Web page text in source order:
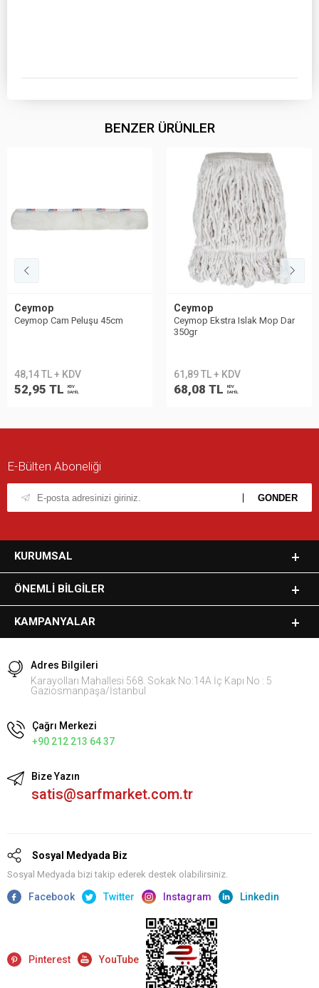
BENZER ÜRÜNLER
Ceymop
Ceymop Cam Peluşu 45cm
48,14 TL + KDV
52,95 TL
KDV
DAHİL
Ceymop
Ceymop Ekstra Islak Mop Dar
350gr
61,89 TL + KDV
68,08 TL
KDV
DAHİL
E-Bülten Aboneliği
KURUMSAL
ÖNEMLI BILGILER
KAMPANYALAR
Adres Bilgileri
Karayolları Mahallesi 568. Sokak No:14A İç Kapı No : 5
Gaziosmanpaşa/İstanbul
Çağrı Merkezi
+90 212 213 64 37
Bize Yazın
satis@sarfmarket.com.tr
Sosyal Medyada Biz
Sosyal Medyada bizi takip ederek destek olabilirsiniz.
Facebook Twitter Instagram Linkedin
Pinterest YouTube